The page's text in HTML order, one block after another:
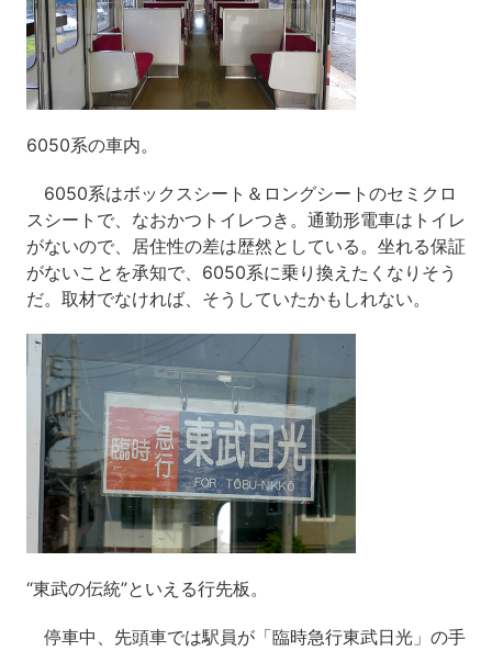
6050系の車内。
6050系はボックスシート＆ロングシートのセミクロ
スシートで、なおかつトイレつき。通勤形電車はトイレ
がないので、居住性の差は歴然としている。坐れる保証
がないことを承知で、6050系に乗り換えたくなりそう
だ。取材でなければ、そうしていたかもしれない。
“東武の伝統”といえる行先板。
停車中、先頭車では駅員が「臨時急行東武日光」の手